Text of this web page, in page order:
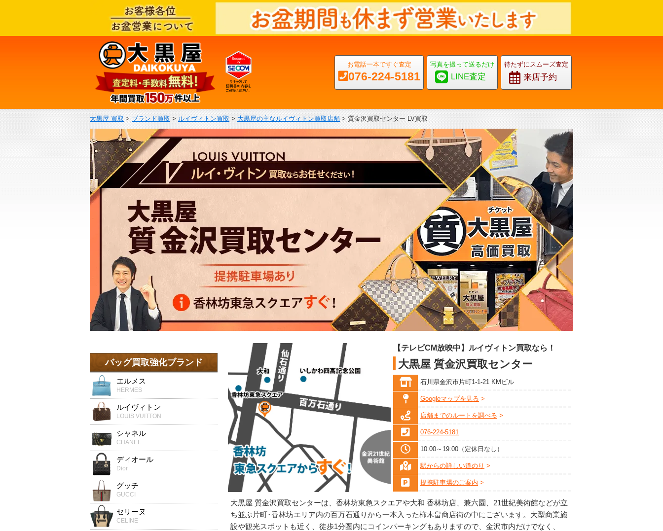
お電話一本ですぐ査定
076-224-5181
写真を撮って送るだけ
LINE査定
待たずにスムーズ査定
来店予約
大黒屋 買取 >ブランド買取> ルイヴィトン買取> 大黒屋の主なルイヴィトン買取店舗>質金沢買取センター LV買取
【テレビCM放映中】ルイヴィトン買取なら！
大黒屋 質金沢買取センター
石川県金沢市片町1-1-21 KMビル
Googleマップを見る
店舗までのルートを調べる
076-224-5181
10:00～19:00（定休日なし）
駅からの詳しい道のり
提携駐車場のご案内
大黒屋 質金沢買取センターは、香林坊東急スクエアや大和 香林坊店、兼六園、21世紀美術館などが立
ち並ぶ片町･香林坊エリア内の百万石通りから一本入った柿木畠商店街の中にございます。大型商業施
設や観光スポットも近く、徒歩1分圏内にコインパーキングもありますので、金沢市内だけでなく、
バッグ買取強化ブランド
エルメス
HERMES
ルイヴィトン
LOUIS VUITTON
シャネル
CHANEL
ディオール
Dior
グッチ
GUCCI
セリーヌ
CELINE